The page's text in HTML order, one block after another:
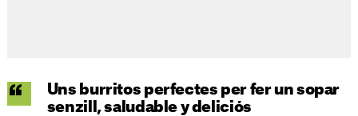
Uns burritos perfectes per fer un sopar
senzill, saludable y deliciós